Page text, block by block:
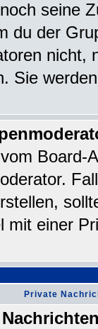
seine
du der
nicht,
Sie
Board-
mit einer
Private